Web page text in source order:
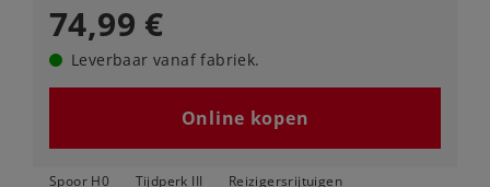
74,99 €
Leverbaar vanaf fabriek.
Online kopen
Spoor H0 Tijdperk III Reizigersrijtuigen